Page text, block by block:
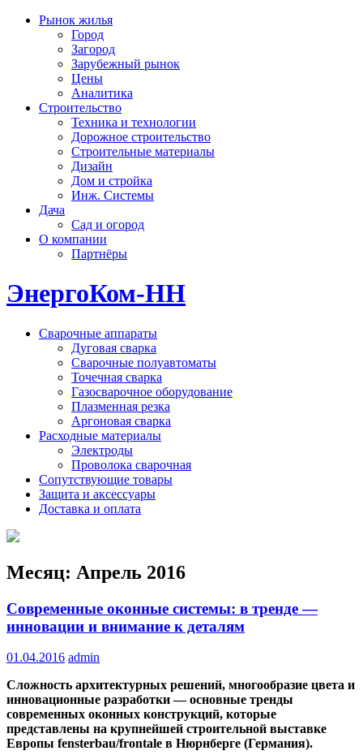
Рынок жилья
Город
Загород
Зарубежный рынок
Цены
Аналитика
Строительство
Техника и технологии
Дорожное строительство
Строительные материалы
Дизайн
Дом и стройка
Инж. Системы
Дача
Сад и огород
О компании
Партнёры
ЭнергоКом-НН
Сварочные аппараты
Дуговая сварка
Сварочные полуавтоматы
Точечная сварка
Газосварочное оборудование
Плазменная резка
Аргоновая сварка
Расходные материалы
Электроды
Проволока сварочная
Сопутствующие товары
Защита и аксессуары
Доставка и оплата
Месяц: Апрель 2016
Современные оконные системы: в тренде —
инновации и внимание к деталям
01.04.2016 admin
Сложность архитектурных решений, многообразие цвета и
инновационные разработки — основные тренды
современных оконных конструкций, которые
представлены на крупнейшей строительной выставке
Европы fensterbau/frontale в Нюрнберге (Германия).